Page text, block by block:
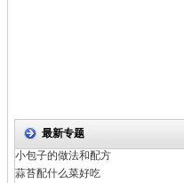
最新专题
小包子的做法和配方
蒜苔配什么菜好吃